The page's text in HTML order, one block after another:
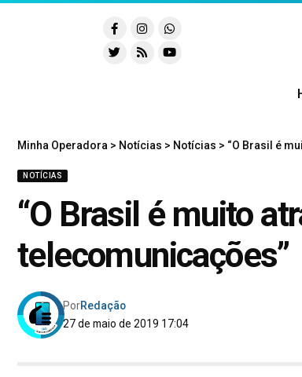
Minha Operadora > Notícias > Notícias > “O Brasil é
NOTÍCIAS
“O Brasil é muito
telecomunicações”
27 de maio de 2019 17:04
PorRedação